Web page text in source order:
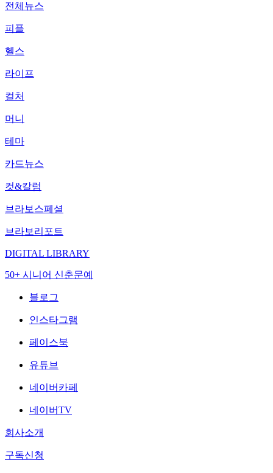
전체뉴스
피플
헬스
라이프
컬처
머니
테마
카드뉴스
컷&칼럼
브라보스페셜
브라보리포트
DIGITAL LIBRARY
50+ 시니어 신춘문예
블로그
인스타그램
페이스북
유튜브
네이버카페
네이버TV
회사소개
구독신청